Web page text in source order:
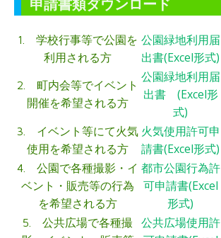
申請書類ダウンロード
1. 学校行事等で公園を
利用される方
公園緑地利用届
出書(Excel形式)
2. 町内会等でイベント
開催を希望される方
公園緑地利用届
出書 (Excel形
式)
3. イベント等にて火気
使用を希望される方
火気使用許可申
請書(Excel形式)
4. 公園で各種撮影・イ
ベント・販売等の行為
を希望される方
都市公園行為許
可申請書(Excel
形式)
5. 公共広場で各種撮
公共広場使用許